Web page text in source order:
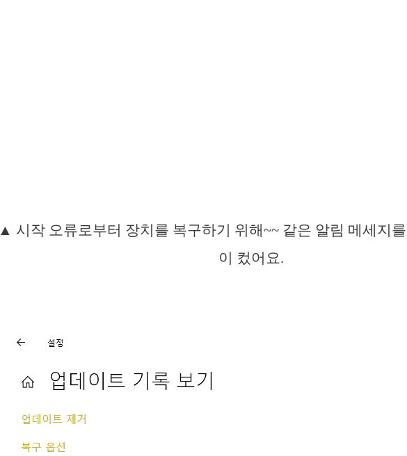
▲ 시작 오류로부터 장치를 복구하기 위해~~ 같은 알림 메세지
이 컸어요.